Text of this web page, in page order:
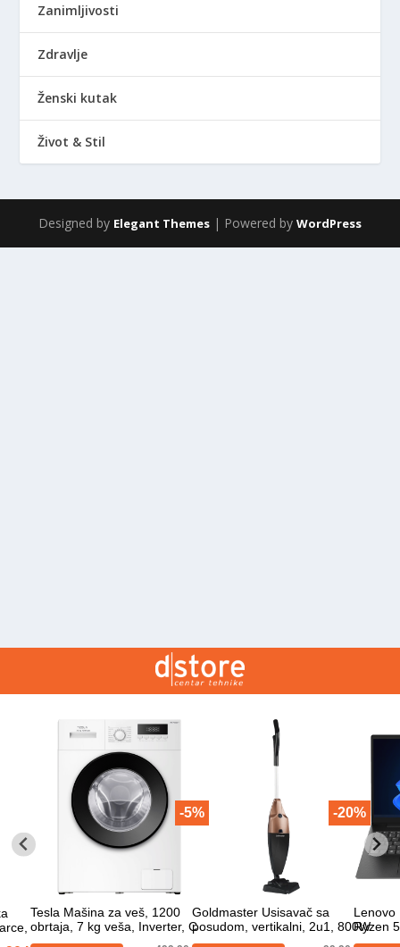
Zanimljivosti
Zdravlje
Ženski kutak
Život & Stil
Designed by Elegant Themes | Powered by WordPress